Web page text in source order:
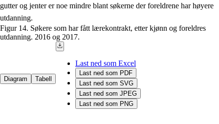
gutter og jenter er noe mindre blant søkerne der foreldrene har høyere
utdanning.
Figur 14. Søkere som har fått lærekontrakt, etter kjønn og foreldres
utdanning. 2016 og 2017.
Diagram Tabell
Last ned som Excel
Last ned som PDF
Last ned som SVG
Last ned som JPEG
Last ned som PNG